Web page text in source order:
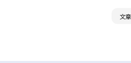
文章